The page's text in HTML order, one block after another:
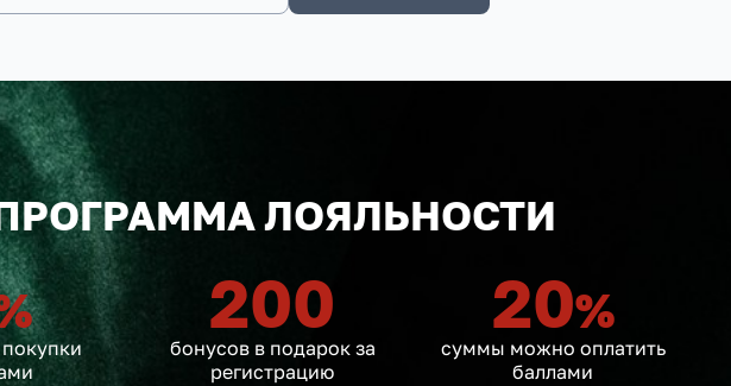
ЛОЯЛЬНОСТИ
200
бонусов в подарок за
регистрацию
20%
суммы можно оплатить
баллами